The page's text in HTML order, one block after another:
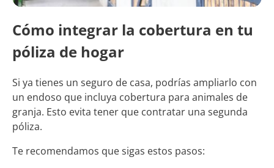
Cómo integrar la cobertura en tu
póliza de hogar
Si ya tienes un seguro de casa, podrías ampliarlo con
un endoso que incluya cobertura para animales de
granja. Esto evita tener que contratar una segunda
póliza.
Te recomendamos que sigas estos pasos: